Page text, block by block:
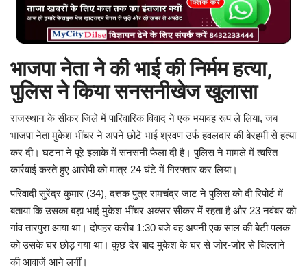
भाजपा नेता ने की भाई की निर्मम हत्या,
पुलिस ने किया सनसनीखेज खुलासा
राजस्थान के सीकर जिले में पारिवारिक विवाद ने एक भयावह रूप ले लिया, जब
भाजपा नेता मुकेश भींचर ने अपने छोटे भाई श्रवण उर्फ हवलदार की बेरहमी से हत्या
कर दी। घटना ने पूरे इलाके में सनसनी फैला दी है। पुलिस ने मामले में त्वरित
कार्रवाई करते हुए आरोपी को मात्र 24 घंटे में गिरफ्तार कर लिया।
परिवादी सुरेंद्र कुमार (34), दत्तक पुत्र रामचंद्र जाट ने पुलिस को दी रिपोर्ट में
बताया कि उसका बड़ा भाई मुकेश भींचर अक्सर सीकर में रहता है और 23 नवंबर को
गांव तारपुरा आया था। दोपहर करीब 1:30 बजे वह अपनी एक साल की बेटी पलक
को उसके घर छोड़ गया था। कुछ देर बाद मुकेश के घर से जोर-जोर से चिल्लाने
की आवाजें आने लगीं।